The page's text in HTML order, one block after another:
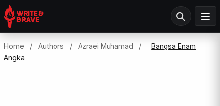
Home / Authors / Azraei Muhamad /
Bangsa Enam
Angka